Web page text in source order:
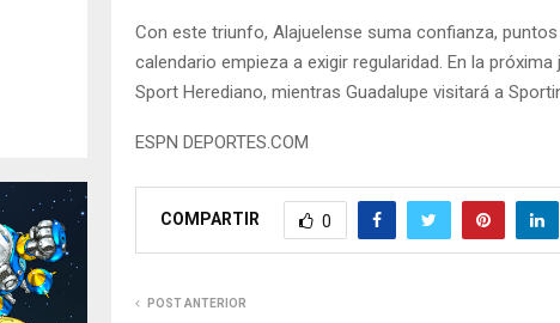
Con este triunfo, Alajuelense suma confianza,
calendario empieza a exigir regularidad. En la
Sport Herediano, mientras Guadalupe visitará a
ESPN DEPORTES.COM
COMPARTIR 0
POST ANTERIOR